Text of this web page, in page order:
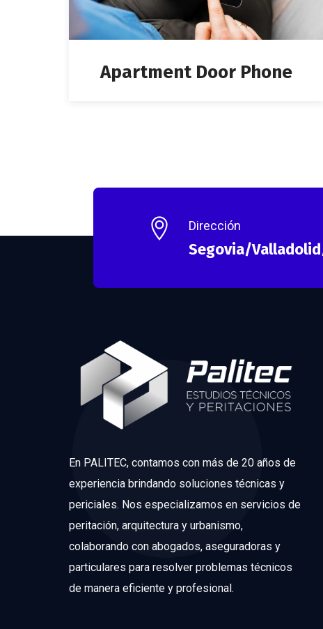
Apartment Door Phone
Dirección
Segovia/
En PALITEC, contamos con más de 20 años de
experiencia brindando soluciones técnicas y
periciales. Nos especializamos en servicios de
peritación, arquitectura y urbanismo,
colaborando con abogados, aseguradoras y
particulares para resolver problemas técnicos
de manera eficiente y profesional.